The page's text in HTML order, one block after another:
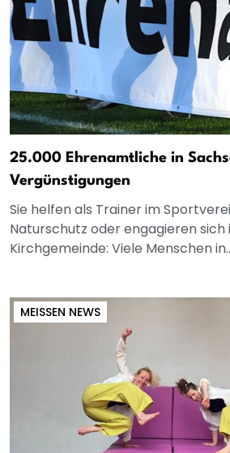
25.000 Ehrenamtliche in
Vergünstigungen
Sie helfen als Trainer im
Naturschutz oder engagieren sich
Kirchgemeinde: Viele Menschen
MEISSEN NEWS